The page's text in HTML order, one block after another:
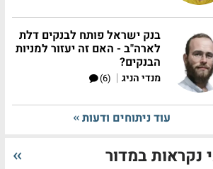
בנק ישראל פותח לבנקים דלת
לארה"ב - האם זה יעזור למניות
הבנקים?
מנדי הניג |
(6)
עוד ניתוחים ודעות
נקראות במדור